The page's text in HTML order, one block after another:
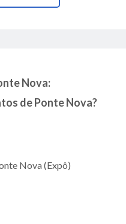
Nova:
de Ponte Nova?
Nova (Expô)